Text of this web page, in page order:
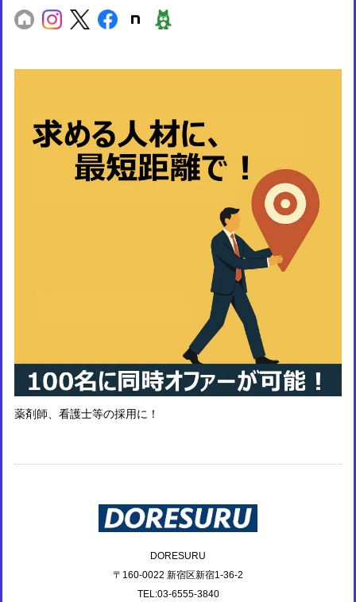
薬剤師、看護士等の採用に！
DORESURU
〒160-0022 新宿区新宿1-36-2
TEL:03-6555-3840